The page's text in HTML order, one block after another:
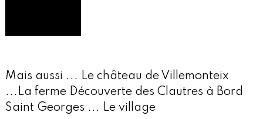
Mais aussi ... Le château de Villemonteix
...La ferme Découverte des Clautres à Bord
Saint Georges ... Le village